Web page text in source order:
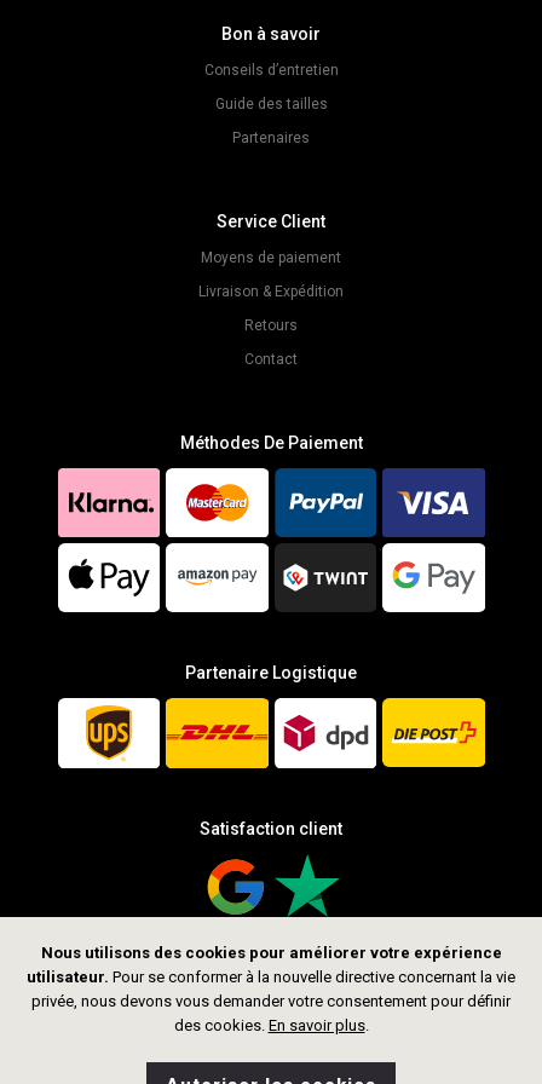
Nous utilisons des cookies pour améliorer votre expérience
utilisateur. Pour se conformer à la nouvelle directive concernant la vie
privée, nous devons vous demander votre consentement pour définir
des cookies. En savoir plus.
Bon à savoir
Conseils d’entretien
Guide des tailles
Partenaires
Service Client
Moyens de paiement
Livraison & Expédition
Retours
Contact
Méthodes De Paiement
Partenaire Logistique
Satisfaction client
Suis-nous